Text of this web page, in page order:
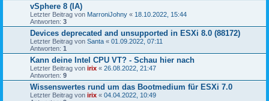
vSphere 8 (IA)
Letzter Beitrag von MarroniJohny « 18.10.2022, 15:44
Antworten: 3
Devices deprecated and unsupported in ESXi 8.0 (88172)
Letzter Beitrag von Santa « 01.09.2022, 07:11
Antworten: 1
Kann deine Intel CPU VT? - Schau hier nach
Letzter Beitrag von irix « 26.08.2022, 21:47
Antworten: 9
Wissenswertes rund um das Bootmedium für ESXi 7.0
Letzter Beitrag von irix « 04.04.2022, 10:49